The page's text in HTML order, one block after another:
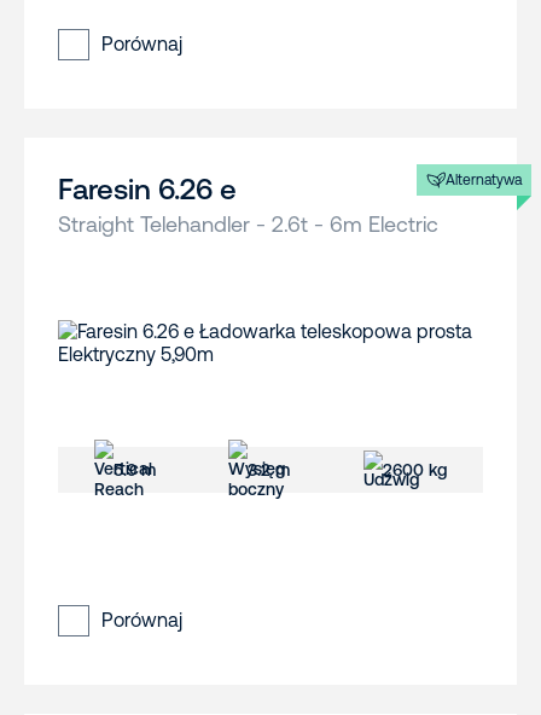
Porównaj
Alternatywa
Faresin 6.26 e
Straight Telehandler - 2.6t - 6m Electric
5.9 m 3.2 m 2600 kg
Porównaj